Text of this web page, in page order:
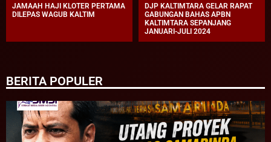
JAMAAH HAJI KLOTER PERTAMA
DILEPAS WAGUB KALTIM
DJP KALTIMTARA GELAR RAPAT
GABUNGAN BAHAS APBN
KALTIMTARA SEPANJANG
JANUARI-JULI 2024
BERITA POPULER